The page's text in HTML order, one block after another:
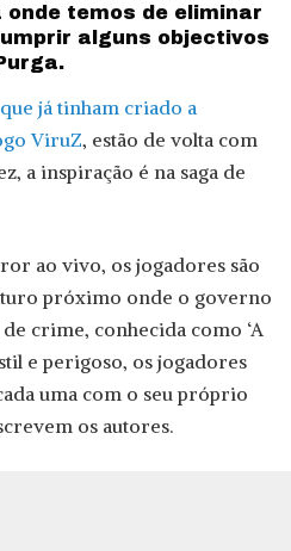
temos de eliminar
alguns objectivos
que já tinham criado a
ViruZ, estão de volta com
a inspiração é na saga de
ao vivo, os jogadores são
próximo onde o governo
crime, conhecida como ‘A
e perigoso, os jogadores
uma com o seu próprio
os autores.